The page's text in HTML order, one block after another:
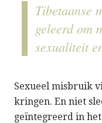
Tibetaanse
geleerd om
sexualiteit
Sexueel misbruik
kringen. En niet
geïntegreerd in